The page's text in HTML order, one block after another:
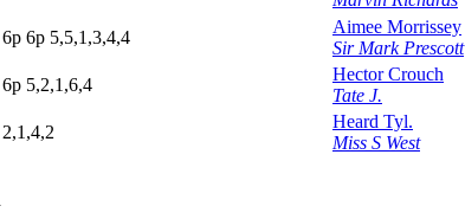
6p 6p 5,5,1,3,4,4
Aimee Morrissey
Sir Mark Prescott
6p 5,2,1,6,4
Hector Crouch
Tate J.
2,1,4,2
Heard Tyl.
Miss S West